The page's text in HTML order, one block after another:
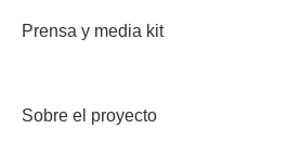
Sobre el proyecto
Prensa y media kit